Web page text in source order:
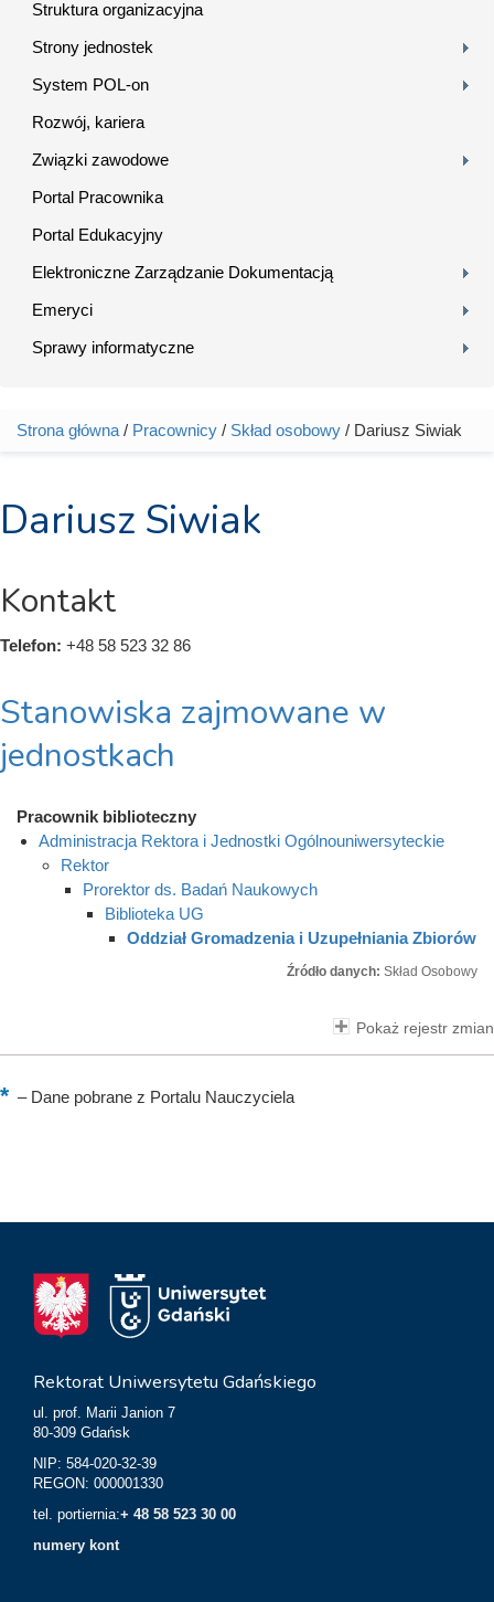
Struktura organizacyjna
Strony jednostek
System POL-on
Rozwój, kariera
Związki zawodowe
Portal Pracownika
Portal Edukacyjny
Elektroniczne Zarządzanie Dokumentacją
Emeryci
Sprawy informatyczne
Jesteś tutaj
Strona główna / Pracownicy / Skład osobowy / Dariusz Siwiak
Dariusz Siwiak
Kontakt
Telefon: +48 58 523 32 86
Stanowiska zajmowane w
jednostkach
Pracownik biblioteczny
Administracja Rektora i Jednostki Ogólnouniwersyteckie
Rektor
Prorektor ds. Badań Naukowych
Biblioteka UG
Oddział Gromadzenia i Uzupełniania Zbiorów
Źródło danych: Skład Osobowy
Pokaż rejestr zmian
–Dane pobrane z Portalu Nauczyciela
Rektorat Uniwersytetu Gdańskiego
ul. prof. Marii Janion 7
80-309 Gdańsk
NIP: 584-020-32-39
REGON: 000001330
tel. portiernia:+ 48 58 523 30 00
numery kont